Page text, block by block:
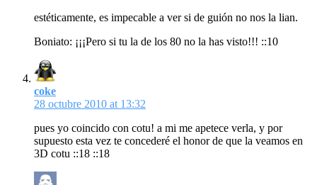
estéticamente, es impecable a ver si de guión no nos la lian.
Boniato: ¡¡¡Pero si tu la de los 80 no la has visto!!! ::10
coke
28 octubre 2010 at 13:32
pues yo coincido con cotu! a mi me apetece verla, y por
supuesto esta vez te concederé el honor de que la veamos en
3D cotu ::18 ::18